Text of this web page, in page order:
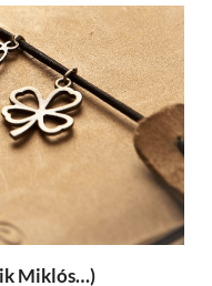
Miklós…)